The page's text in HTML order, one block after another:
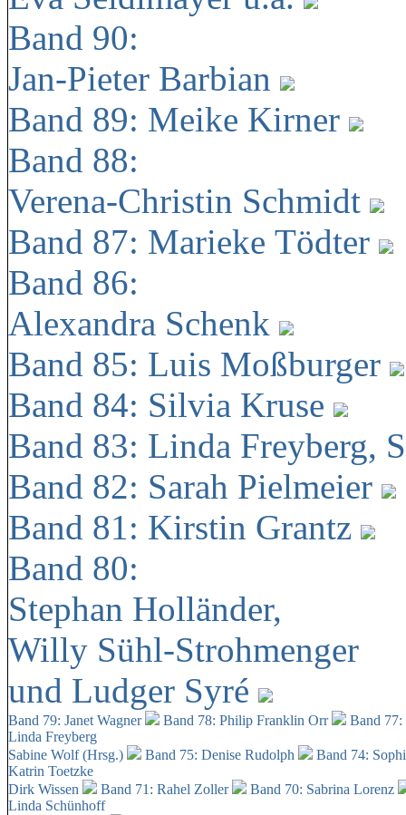
Band 90:
Jan-Pieter Barbian
Band 89: Meike Kirner
Band 88:
Verena-Christin Schmidt
Band 87: Marieke Tödter
Band 86:
Alexandra Schenk
Band 85: Luis Moßburger
Band 84: Silvia Kruse
Band 83: Linda Freyberg,
Band 82: Sarah Pielmeier
Band 81: Kirstin Grantz
Band 80:
Stephan Holländer,
Willy Sühl-Strohmenger
und Ludger Syré
Band 79: Janet Wagner Band 78: Philip Franklin Orr
Band
Linda Freyberg
Sabine Wolf (Hrsg.)
Band 75: Denise Rudolph
Band 74:
Katrin Toetzke
Dirk Wissen
Band 71: Rahel Zoller
Band 70: Sabrina Lorenz
Linda Schünhoff